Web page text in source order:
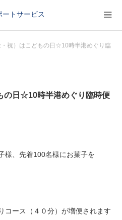
トサービス
祝）はこどもの日☆10時半港めぐり臨
の日☆10時半港めぐり臨時便
様、先着100名様にお菓子を
コース（４０分）が増便されます